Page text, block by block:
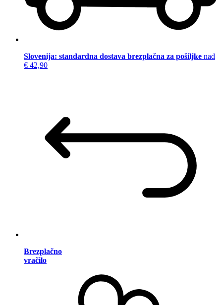
Slovenija: standardna dostava brezplačna za pošiljke nad
€ 42,90
Brezplačno
vračilo